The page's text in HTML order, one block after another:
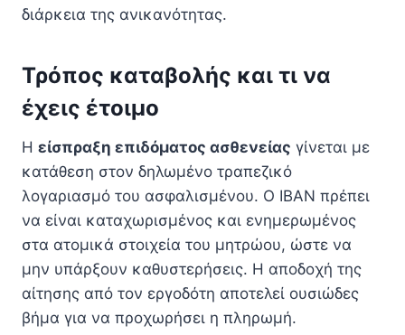
διάρκεια της ανικανότητας.
Τρόπος καταβολής και τι να
έχεις έτοιμο
Η είσπραξη επιδόματος ασθενείας γίνεται με
κατάθεση στον δηλωμένο τραπεζικό
λογαριασμό του ασφαλισμένου. Ο IBAN πρέπει
να είναι καταχωρισμένος και ενημερωμένος
στα ατομικά στοιχεία του μητρώου, ώστε να
μην υπάρξουν καθυστερήσεις. Η αποδοχή της
αίτησης από τον εργοδότη αποτελεί ουσιώδες
βήμα για να προχωρήσει η πληρωμή.